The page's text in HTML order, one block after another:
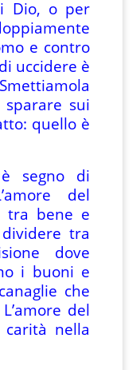
Dio, o per
e contro
uccidere è
sui
quello è
segno di
del
tra bene e
tra
dove
i buoni e
che
del
nella